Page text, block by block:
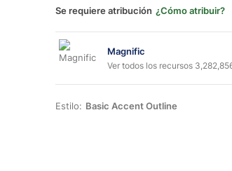
Se requiere atribución ¿Cómo atribuir?
Magnific
Ver todos los recursos
Estilo: Basic Accent Outline